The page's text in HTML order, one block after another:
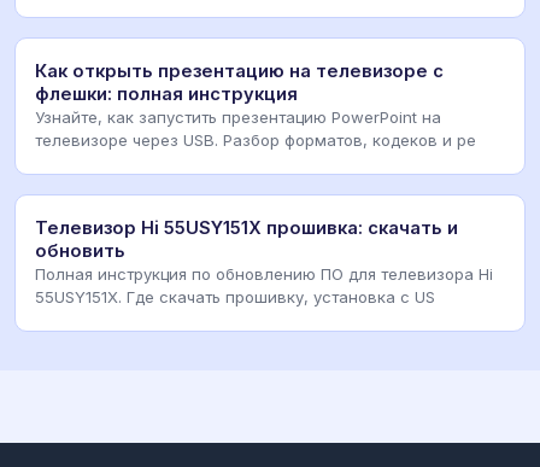
Как открыть презентацию на телевизоре с
флешки: полная инструкция
Узнайте, как запустить презентацию PowerPoint на
телевизоре через USB. Разбор форматов, кодеков и ре
Телевизор Hi 55USY151X прошивка: скачать и
обновить
Полная инструкция по обновлению ПО для телевизора Hi
55USY151X. Где скачать прошивку, установка с US